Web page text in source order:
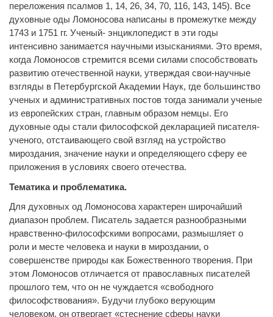
переложения псалмов 1, 14, 26, 34, 70, 116, 143, 145). Все
духовные оды Ломоносова написаны в промежутке между
1743 и 1751 гг. Ученый- энциклопедист в эти годы
интенсивно занимается научными изысканиями. Это время,
когда Ломоносов стремится всеми силами способствовать
развитию отечественной науки, утверждая свои-научные
взгляды в Петербургской Академии Наук, где большинство
ученых и административных постов тогда занимали ученые
из европейских стран, главным образом немцы. Его
духовные оды стали философской декларацией писателя-
ученого, отстаивающего свой взгляд на устройство
мироздания, значение науки и определяющего сферу ее
приложения в условиях своего отечества.
Тематика и проблематика.
Для духовных од Ломоносова характерен широчайший
диапазон проблем. Писатель задается разнообразными
нравственно-философскими вопросами, размышляет о
роли и месте человека и науки в мироздании, о
совершенстве природы как Божественного творения. При
этом Ломоносов отличается от православных писателей
прошлого тем, что он не чуждается «свободного
философствования». Будучи глубоко верующим
человеком, он отвергает «стеснение сферы науки